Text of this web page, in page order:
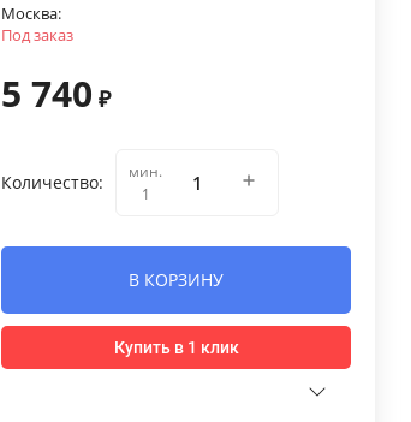
Москва:
Под заказ
5 740 ₽
Количество:
мин.
1
В КОРЗИНУ
Купить в 1 клик